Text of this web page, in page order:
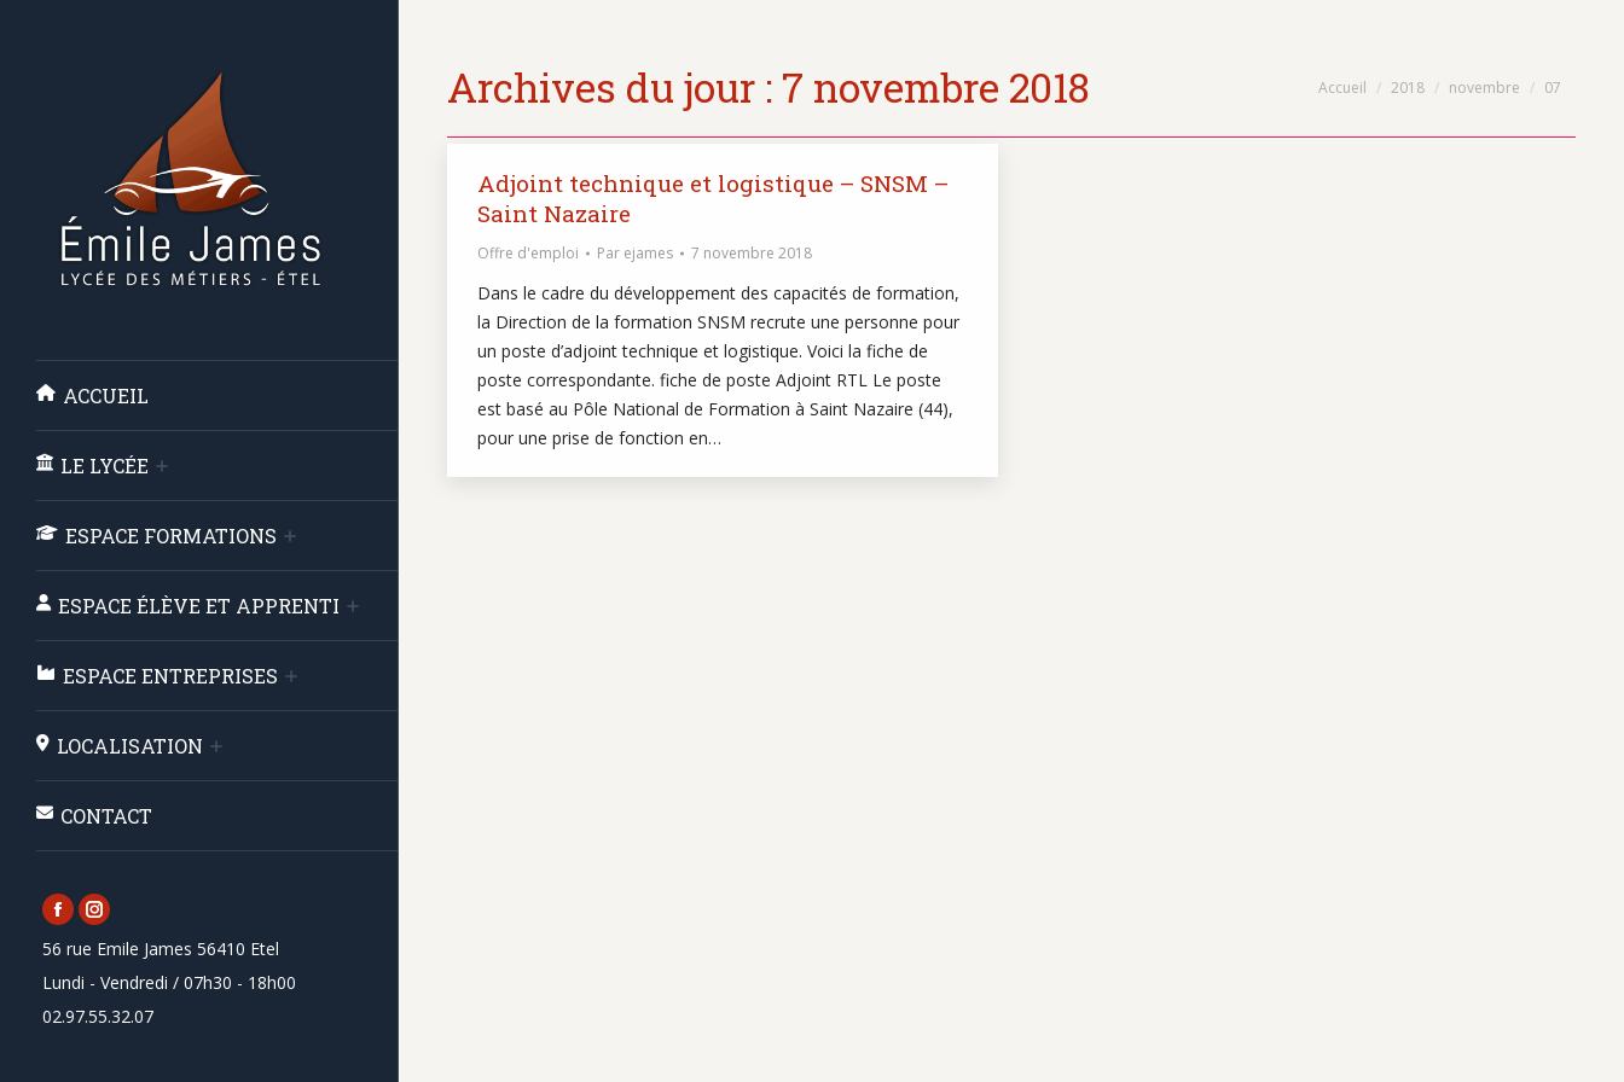
ACCUEIL
LE LYCÉE
ESPACE FORMATIONS
ESPACE ÉLÈVE ET APPRENTI
ESPACE ENTREPRISES
LOCALISATION
CONTACT
Facebook
page
opens
in
Instagram
page
opens
in
56 rue Emile James 56410 Etel
Lundi - Vendredi / 07h30 - 18h00
02.97.55.32.07
Archives du jour : 7 novembre 2018 Vous êtes ici :
Accueil 2018 novembre 07
Adjoint technique et logistique – SNSM –
Saint Nazaire
Offre d'emploi Par ejames 7 novembre 2018
Dans le cadre du développement des capacités de formation,
la Direction de la formation SNSM recrute une personne pour
un poste d’adjoint technique et logistique. Voici la fiche de
poste correspondante. fiche de poste Adjoint RTL Le poste
est basé au Pôle National de Formation à Saint Nazaire (44),
pour une prise de fonction en…